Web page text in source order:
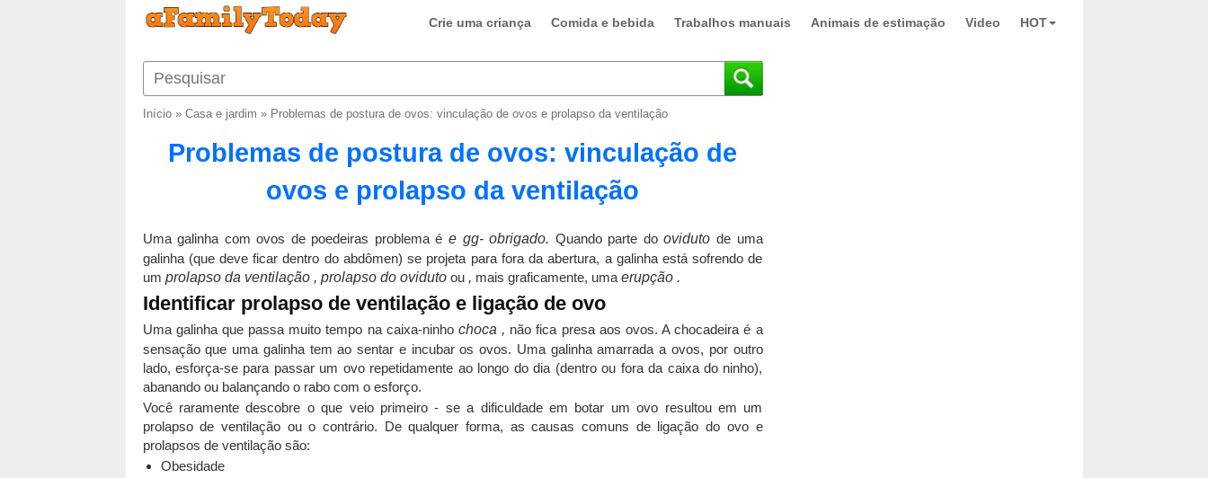
Crie uma criança Comida e bebida Trabalhos manuais Animais de estimação Video HOT
Início» Casa e jardim » Problemas de postura de ovos: vinculação de ovos e prolapso da ventilação
Problemas de postura de ovos: vinculação de
ovos e prolapso da ventilação
Uma galinha com ovos de poedeiras problema é e gg-obrigado. Quando parte dooviduto de uma
galinha (que deve ficar dentro do abdômen) se projeta para fora da abertura, a galinha está sofrendo de
um prolapso da ventilação , prolapso do ovidutoou , mais graficamente, uma erupção .
Identificar prolapso de ventilação e ligação de ovo
Uma galinha que passa muito tempo na caixa-ninho choca , não fica presa aos ovos. A chocadeira é a
sensação que uma galinha tem ao sentar e incubar os ovos. Uma galinha amarrada a ovos, por outro
lado, esforça-se para passar um ovo repetidamente ao longo do dia (dentro ou fora da caixa do ninho),
abanando ou balançando o rabo com o esforço.
Você raramente descobre o que veio primeiro - se a dificuldade em botar um ovo resultou em um
prolapso de ventilação ou o contrário. De qualquer forma, as causas comuns de ligação do ovo e
prolapsos de ventilação são:
Obesidade